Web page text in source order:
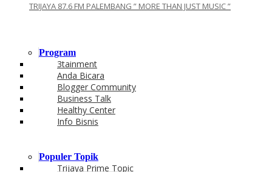
TRIJAYA 87.6 FM PALEMBANG ” MORE THAN JUST MUSIC ”
Program
3tainment
Anda Bicara
Blogger Community
Business Talk
Healthy Center
Info Bisnis
Populer Topik
Trijaya Prime Topic